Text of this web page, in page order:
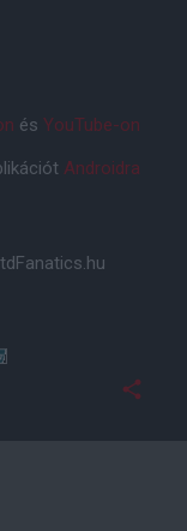
és YouTube-on
Androidra